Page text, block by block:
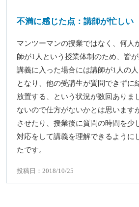
不満に感じた点：講師が忙しい
マンツーマンの授業ではなく、何人
師が1人という授業体制のため、皆
講義に入った場合には講師が1人の
となり、他の受講生が質問できずに
放置する、という状況が数回ありま
ないので仕方がないかとは思います
させたり、授業後に質問の時間を少
対応をして講義を理解できるように
たです。
投稿日：2018/10/25